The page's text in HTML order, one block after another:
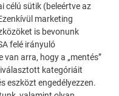
ill. 5 db. (nagyméretű
célú sütik (beleértve az
marketing
is bevonunk
felé irányuló
arra, hogy a „mentés”
kategóriáit
eszközt engedélyezzen.